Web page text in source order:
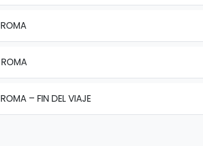
ROMA
ROMA
ROMA – FIN DEL VIAJE